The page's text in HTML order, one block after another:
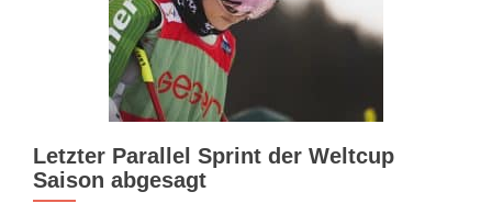
Letzter Parallel Sprint der Weltcup
Saison abgesagt